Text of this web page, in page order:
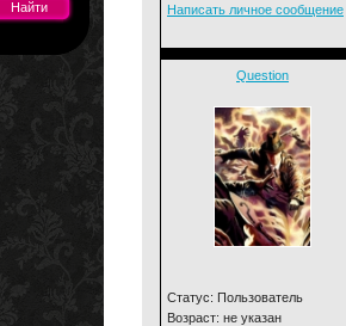
Написать личное сообщение
Question
Статус: Пользователь
Возраст: не указан